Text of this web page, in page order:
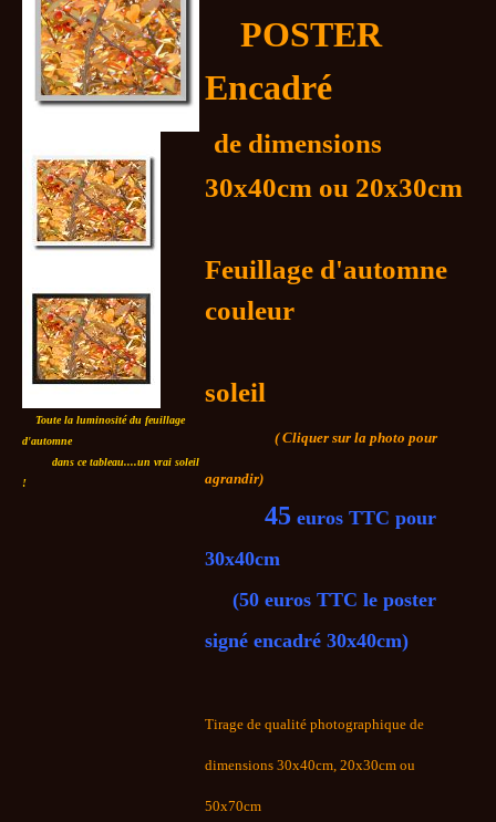
Toute la luminosité du feuillage
d'automne
dans ce tableau....un vrai soleil
!
POSTER
Encadré
de dimensions
30x40cm ou 20x30cm
Feuillage d'automne
couleur
soleil
( Cliquer sur la photo pour
agrandir)
45 euros TTC pour
30x40cm
(50 euros TTC le poster
signé encadré 30x40cm)
Tirage de qualité photographique de
dimensions 30x40cm, 20x30cm ou
50x70cm